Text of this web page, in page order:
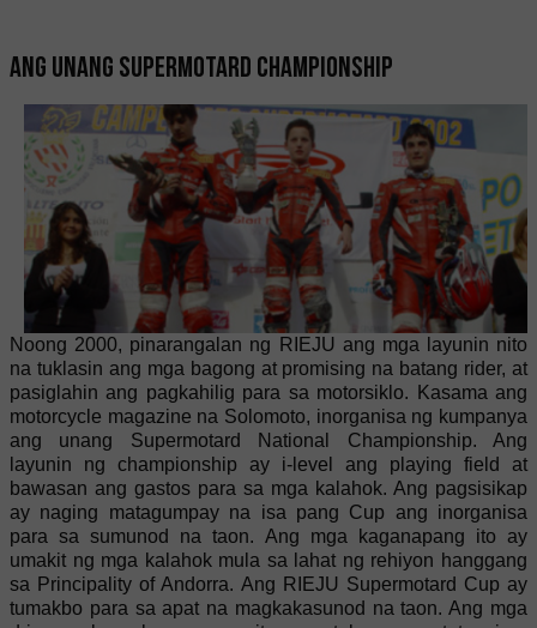
Ang unang Supermotard championship
Noong 2000, pinarangalan ng RIEJU ang mga layunin nito
na tuklasin ang mga bagong at promising na batang rider, at
pasiglahin ang pagkahilig para sa motorsiklo. Kasama ang
motorcycle magazine na Solomoto, inorganisa ng kumpanya
ang unang Supermotard National Championship. Ang
layunin ng championship ay i-level ang playing field at
bawasan ang gastos para sa mga kalahok. Ang pagsisikap
ay naging matagumpay na isa pang Cup ang inorganisa
para sa sumunod na taon. Ang mga kaganapang ito ay
umakit ng mga kalahok mula sa lahat ng rehiyon hanggang
sa Principality of Andorra. Ang RIEJU Supermotard Cup ay
tumakbo para sa apat na magkakasunod na taon. Ang mga